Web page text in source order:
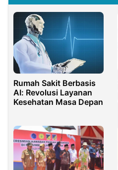
Rumah Sakit Berbasis
AI: Revolusi Layanan
Kesehatan Masa Depan